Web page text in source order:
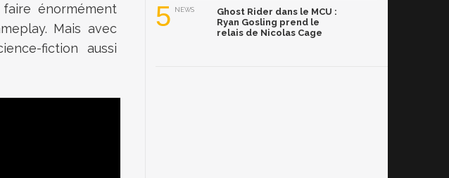
énormément
Mais avec
fiction aussi
5 NEWS
Ghost Rider dans le MCU :
Ryan Gosling prend le
relais de Nicolas Cage